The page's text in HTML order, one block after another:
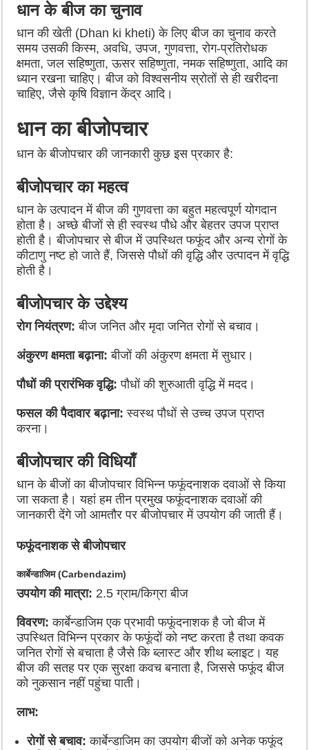
धान के बीज का चुनाव
धान की खेती (Dhan ki kheti) के लिए बीज का चुनाव करते
समय उसकी किस्म, अवधि, उपज, गुणवत्ता, रोग-प्रतिरोधक
क्षमता, जल सहिष्णुता, ऊसर सहिष्णुता, नमक सहिष्णुता, आदि का
ध्यान रखना चाहिए। बीज को विश्वसनीय स्रोतों से ही खरीदना
चाहिए, जैसे कृषि विज्ञान केंद्र आदि।
धान का बीजोपचार
धान के बीजोपचार की जानकारी कुछ इस प्रकार है:
बीजोपचार का महत्व
धान के उत्पादन में बीज की गुणवत्ता का बहुत महत्वपूर्ण योगदान
होता है। अच्छे बीजों से ही स्वस्थ पौधे और बेहतर उपज प्राप्त
होती है। बीजोपचार से बीज में उपस्थित फफूंद और अन्य रोगों के
कीटाणु नष्ट हो जाते हैं, जिससे पौधों की वृद्धि और उत्पादन में वृद्धि
होती है।
बीजोपचार के उद्देश्य
रोग नियंत्रण:बीज जनित और मृदा जनित रोगों से बचाव।
अंकुरण क्षमता बढ़ाना: बीजों की अंकुरण क्षमता में सुधार।
पौधों की प्रारंभिक वृद्धि: पौधों की शुरुआती वृद्धि में मदद।
फसल की पैदावार बढ़ाना: स्वस्थ पौधों से उच्च उपज प्राप्त
करना।
बीजोपचार की विधियाँ
धान के बीजों का बीजोपचार विभिन्न फफूंदनाशक दवाओं से किया
जा सकता है। यहां हम तीन प्रमुख फफूंदनाशक दवाओं की
जानकारी देंगे जो आमतौर पर बीजोपचार में उपयोग की जाती हैं।
फफूंदनाशक से बीजोपचार
कार्बेन्डाजिम (Carbendazim)
उपयोग की मात्रा: 2.5 ग्राम/किग्रा बीज
विवरण: कार्बेन्डाजिम एक प्रभावी फफूंदनाशक है जो बीज में
उपस्थित विभिन्न प्रकार के फफूंदों को नष्ट करता है तथा कवक
जनित रोगों से बचाता है जैसे कि ब्लास्ट और शीथ ब्लाइट। यह
बीज की सतह पर एक सुरक्षा कवच बनाता है, जिससे फफूंद बीज
को नुकसान नहीं पहुंचा पाती।
लाभ:
रोगों से बचाव:कार्बेन्डाजिम का उपयोग बीजों को अनेक फफूंद